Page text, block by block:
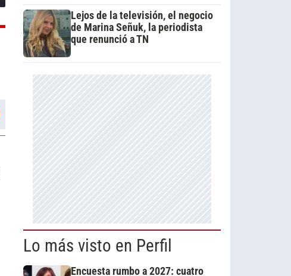
Lejos de la televisión, el negocio
de Marina Señuk, la periodista
que renunció a TN
Lo más visto en Perfil
Encuesta rumbo a 2027: cuatro